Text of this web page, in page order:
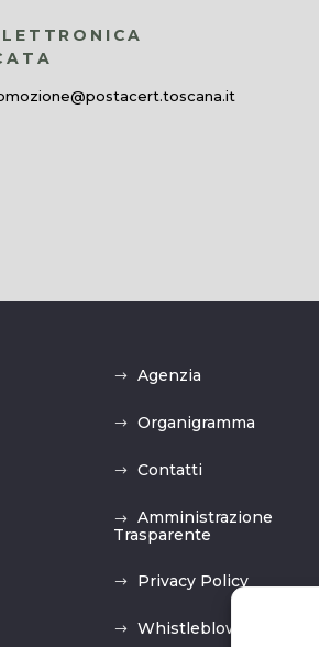
Agenzia
Organigramma
Contatti
Amministrazione
Trasparente
Privacy Policy
Whistleblowing